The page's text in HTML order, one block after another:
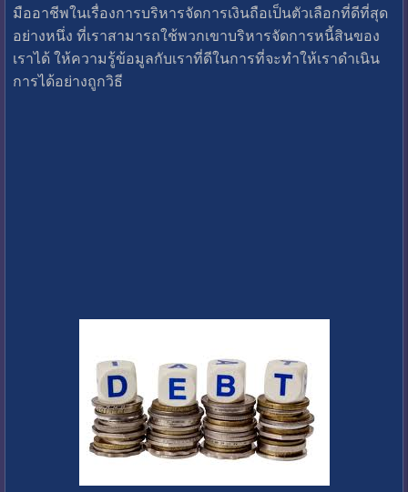
มืออาชีพในเรื่องการบริหารจัดการเงินถือเป็นตัวเลือกที่ดีที่สุด
อย่างหนึ่ง ที่เราสามารถใช้พวกเขาบริหารจัดการหนี้สินของ
เราได้ ให้ความรู้ข้อมูลกับเราที่ดีในการที่จะทำให้เราดำเนิน
การได้อย่างถูกวิธี